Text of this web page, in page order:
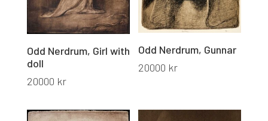
Odd Nerdrum, Girl with
doll
20000 kr
Odd Nerdrum, Gunnar
20000 kr